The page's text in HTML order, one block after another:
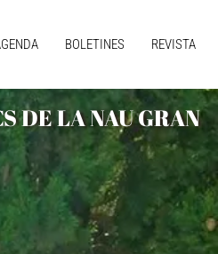
BOLETINES REVISTA
DE LA NAU GRAN